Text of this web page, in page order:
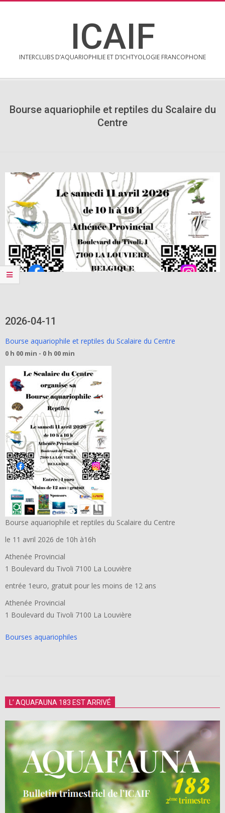
ICAIF
INTERCLUBS D’AQUARIOPHILIE ET D’ICHTYOLOGIE FRANCOPHONE
MenuBourse aquariophile et reptiles du Scalaire du
Centre
2026-04-11
Bourse aquariophile et reptiles du Scalaire du Centre
0 h 00 min - 0 h 00 min
Bourse aquariophile et reptiles du Scalaire du Centre
le 11 avril 2026 de 10h à16h
Athenée Provincial
1 Boulevard du Tivoli 7100 La Louvière
entrée 1euro, gratuit pour les moins de 12 ans
Athenée Provincial
1 Boulevard du Tivoli 7100 La Louvière
Bourses aquariophiles
08L’ AQUAFAUNA 183 EST ARRIVÉ